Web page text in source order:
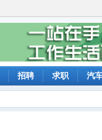
招聘 求职 汽